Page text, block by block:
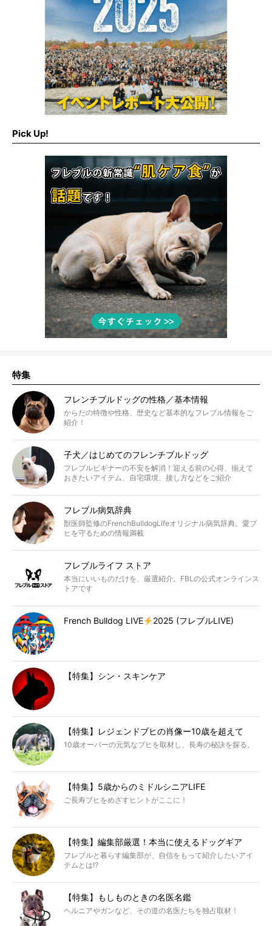
Pick Up!
特集
フレンチブルドッグの性格／基本情報
からだの特徴や性格、歴史など基本的なフレブル情報をご
紹介！
子犬／はじめてのフレンチブルドッグ
フレブルビギナーの不安を解消！迎える前の心得、揃えて
おきたいアイテム、自宅環境、接し方などをご紹介
フレブル病気辞典
獣医師監修のFrenchBulldogLifeオリジナル病気辞典。愛ブ
ヒを守るための情報満載
フレブルライフ ストア
本当にいいものだけを、厳選紹介。FBLの公式オンラインス
トアです
French Bulldog LIVE 2025 (フレブルLIVE)
【特集】シン・スキンケア
【特集】レジェンドブヒの肖像ー10歳を超えて
10歳オーバーの元気なブヒを取材し、長寿の秘訣を探る。
【特集】5歳からのミドルシニアLIFE
ご長寿ブヒをめざすヒントがここに！
【特集】編集部厳選！本当に使えるドッグギア
フレブルと暮らす編集部が、自信をもって紹介したいアイ
テムとは!?
【特集】もしものときの名医名鑑
ヘルニアやガンなど、その道の名医たちを独占取材！